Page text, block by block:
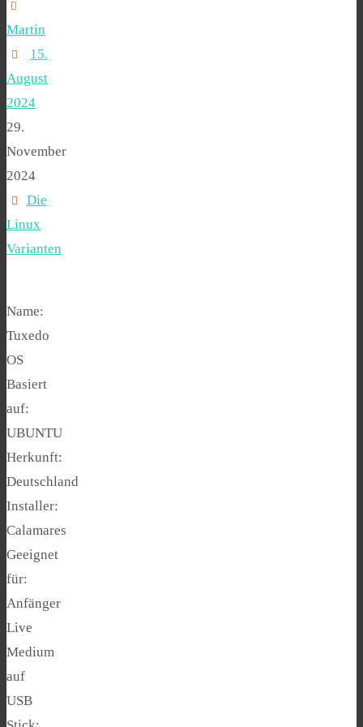
Martin
15.
August
2024
29.
November
2024
Die
Linux
Varianten
Name:
Tuxedo
OS
Basiert
auf:
UBUNTU
Herkunft:
Deutschland
Installer:
Calamares
Geeignet
für:
Anfänger
Live
Medium
auf
USB